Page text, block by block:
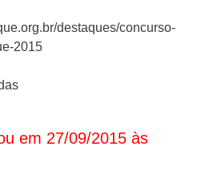
destaques/concurso-
2015
em 27/09/2015 às